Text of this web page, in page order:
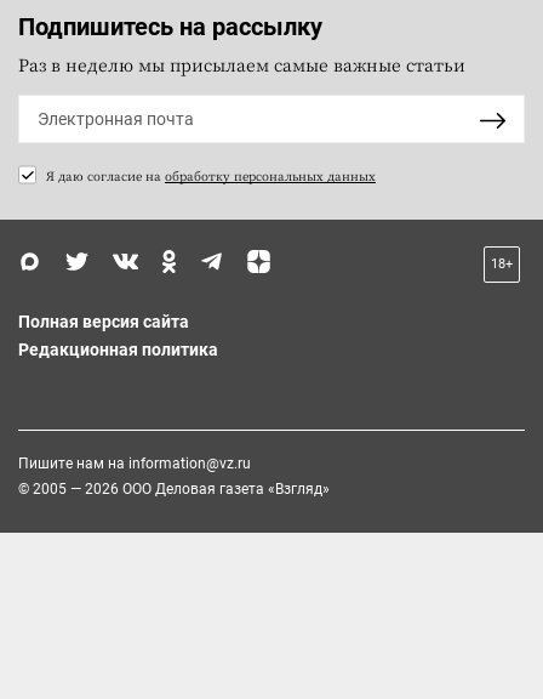
Подпишитесь на рассылку
Раз в неделю мы присылаем самые важные статьи
Я даю согласие на обработку персональных данных
18+
Полная версия сайта
Редакционная политика
Пишите нам на information@vz.ru
© 2005 — 2026 ООО Деловая газета «Взгляд»